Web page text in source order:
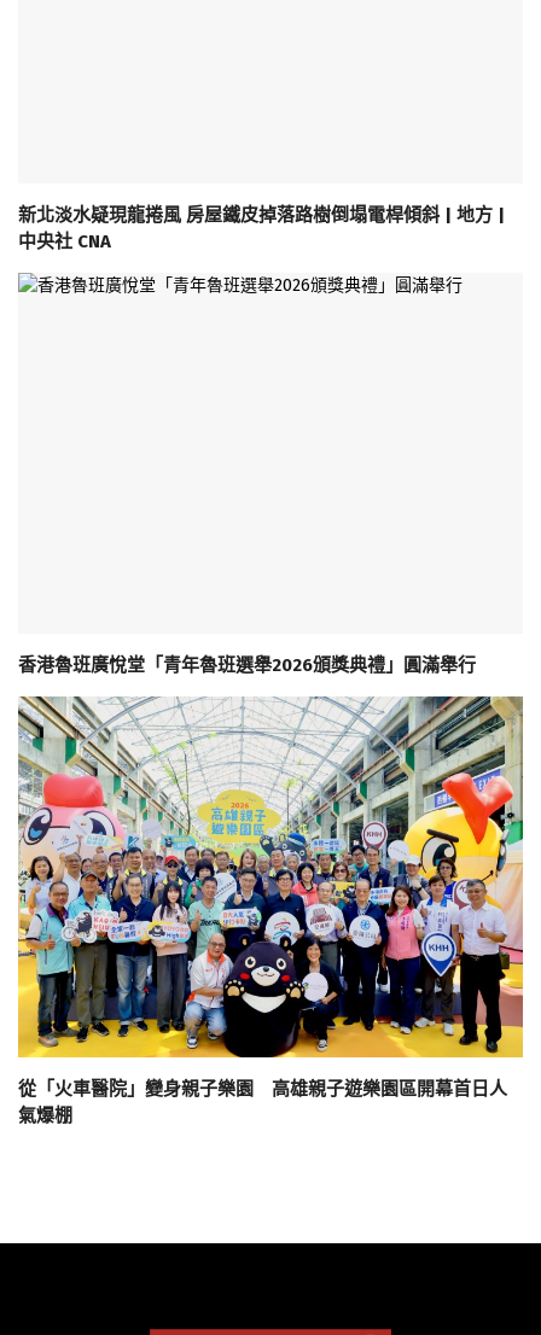
新北淡水疑現龍捲風 房屋鐵皮掉落路樹倒塌電桿傾斜 | 地方 |
中央社 CNA
香港魯班廣悅堂「青年魯班選舉2026頒獎典禮」圓滿舉行
從「火車醫院」變身親子樂園 高雄親子遊樂園區開幕首日人
氣爆棚